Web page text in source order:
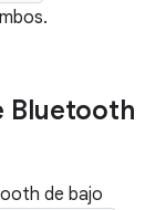
Bluetooth
de bajo